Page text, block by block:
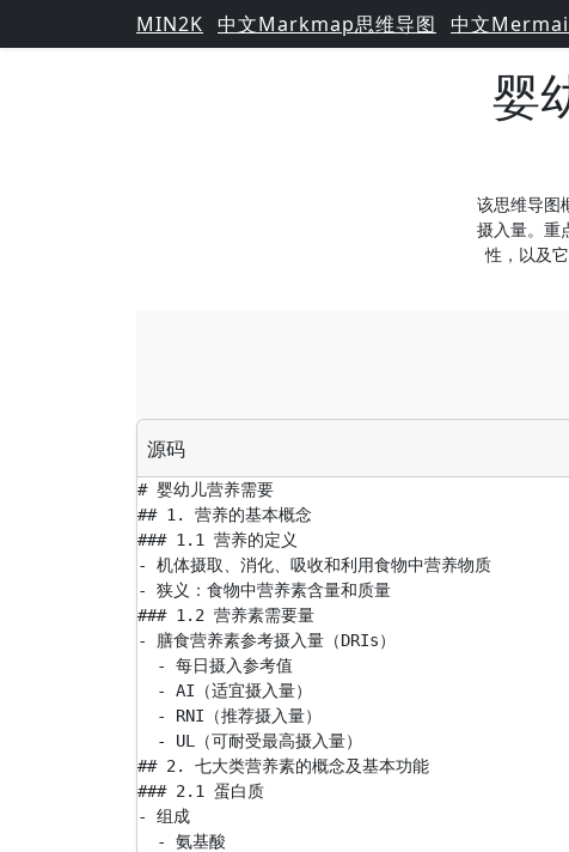
MIN2K 中文Markmap思维导图 中文
婴
该思维导图
摄入量。重
性，以及
源码
# 婴幼儿营养需要
## 1. 营养的基本概念
### 1.1 营养的定义
- 机体摄取、消化、吸收和利用食物中营养物质
- 狭义：食物中营养素含量和质量
### 1.2 营养素需要量
- 膳食营养素参考摄入量（DRIs）
  - 每日摄入参考值
  - AI（适宜摄入量）
  - RNI（推荐摄入量）
  - UL（可耐受最高摄入量）
## 2. 七大类营养素的概念及基本功能
### 2.1 蛋白质
- 组成
  - 氨基酸